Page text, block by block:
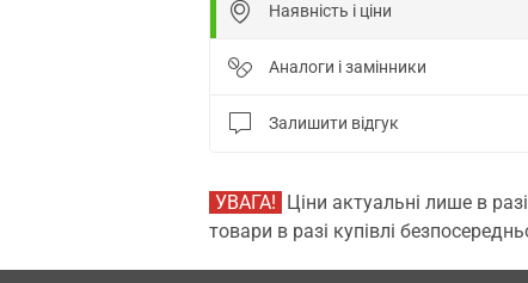
Наявність і ціни
Аналоги і замінники
Залишити відгук
УВАГА! Ціни актуальні лише в
товари в разі купівлі